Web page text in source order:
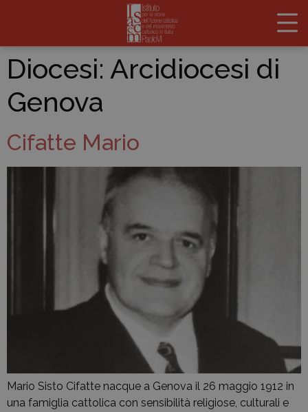
Diocesi: Arcidiocesi di
Genova
Cifatte Mario
Mario Sisto Cifatte nacque a Genova il 26 maggio 1912 in
una famiglia cattolica con sensibilità religiose, culturali e